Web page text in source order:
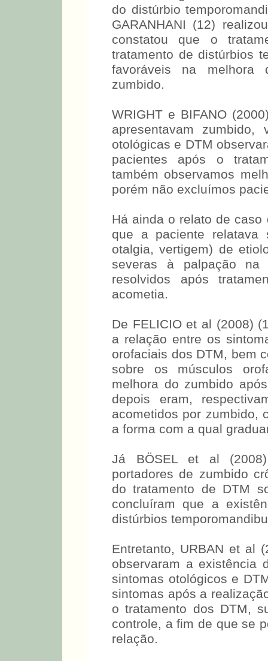
do distúrbio
GARANHANI (12)
constatou que o
tratamento de distúrbios
favoráveis na melhora
zumbido.
WRIGHT e BIFANO
apresentavam
otológicas e DTM
pacientes após o
também observamos
porém não excluímos
Há ainda o relato de caso
que a paciente relatava
otalgia, vertigem) de
severas à palpação na
resolvidos após
acometia.
De FELICIO et al (2008)
a relação entre os
orofaciais dos DTM, bem
sobre os músculos
melhora do zumbido
depois eram,
acometidos por zumbido,
a forma com a qual
Já BÖSEL et al
portadores de zumbido
do tratamento de DTM
concluíram que a
distúrbios
Entretanto, URBAN et al
observaram a existência
sintomas otológicos e
sintomas após a
o tratamento dos DTM,
controle, a fim de que se
relação.